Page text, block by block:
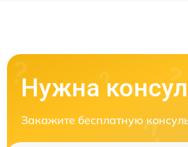
Нужна
Закажите бесплатную